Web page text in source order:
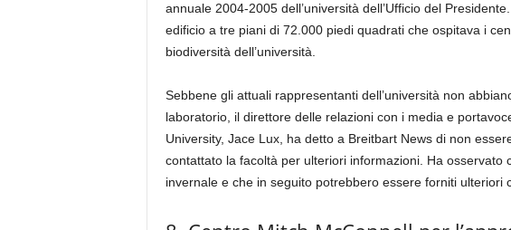
annuale 2004-2005 dell’università dell’Ufficio del
edificio a tre piani di 72.000 piedi quadrati che ospitava i
biodiversità dell’università.
Sebbene gli attuali rappresentanti dell’università non
laboratorio, il direttore delle relazioni con i media e
University, Jace Lux, ha detto a Breitbart News di non
contattato la facoltà per ulteriori informazioni. Ha osservato
invernale e che in seguito potrebbero essere forniti ulteriori